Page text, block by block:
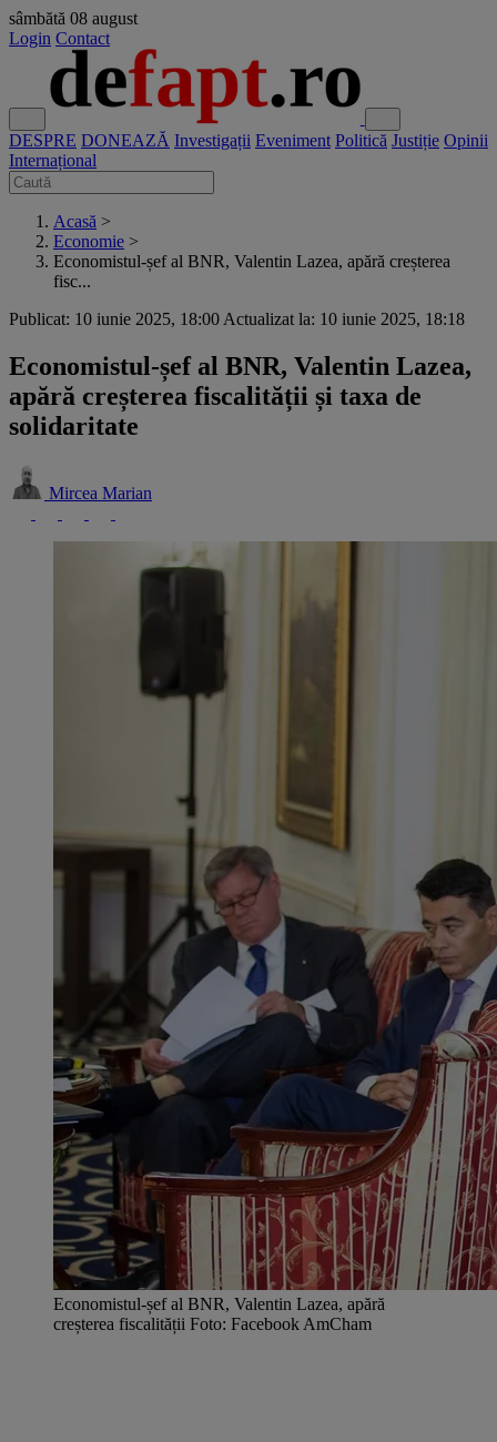
sâmbătă 08 august
Login Contact
DESPRE DONEAZĂ Investigații Eveniment Politică Justiție Opinii
Internațional
Acasă >
Economie >
Economistul-șef al BNR, Valentin Lazea, apără creșterea
fisc...
Publicat: 10 iunie 2025, 18:00 Actualizat la: 10 iunie 2025, 18:18
Economistul-șef al BNR, Valentin Lazea,
apără creșterea fiscalității și taxa de
solidaritate
Mircea Marian
Economistul-șef al BNR, Valentin Lazea, apără
creșterea fiscalității Foto: Facebook AmCham